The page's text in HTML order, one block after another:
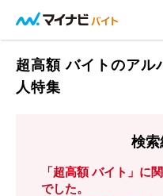
超高額 バイトのアル
人特集
検索
「超高額 バイト」に
でした。